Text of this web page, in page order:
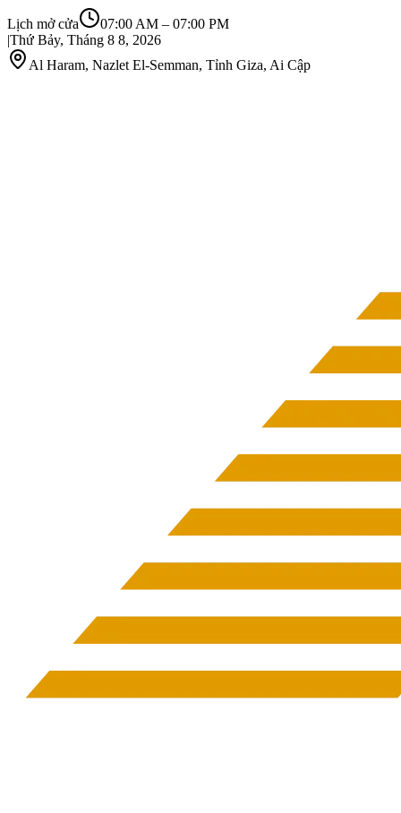
Lịch mở cửa 07:00 AM – 07:00 PM
|Thứ Bảy, Tháng 8 8, 2026
Al Haram, Nazlet El-Semman, Tỉnh Giza, Ai Cập